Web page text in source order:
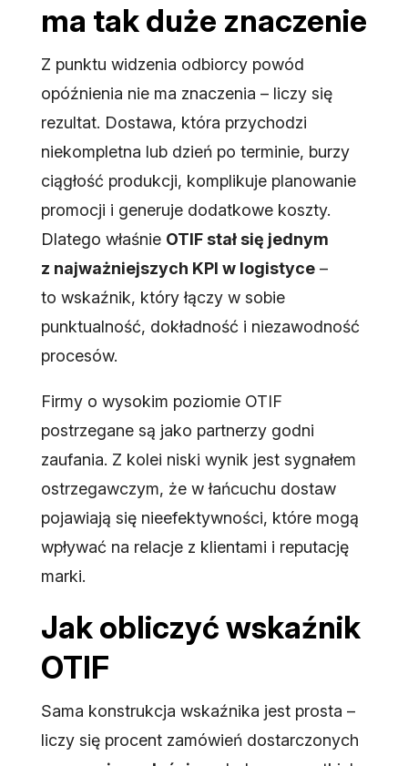
ma tak duże znaczenie
Z punktu widzenia odbiorcy powód
opóźnienia nie ma znaczenia – liczy się
rezultat. Dostawa, która przychodzi
niekompletna lub dzień po terminie, burzy
ciągłość produkcji, komplikuje planowanie
promocji i generuje dodatkowe koszty.
Dlatego właśnie OTIF stał się jednym
z najważniejszych KPI w logistyce–
to wskaźnik, który łączy w sobie
punktualność, dokładność i niezawodność
procesów.
Firmy o wysokim poziomie OTIF
postrzegane są jako partnerzy godni
zaufania. Z kolei niski wynik jest sygnałem
ostrzegawczym, że w łańcuchu dostaw
pojawiają się nieefektywności, które mogą
wpływać na relacje z klientami i reputację
marki.
Jak obliczyć wskaźnik
OTIF
Sama konstrukcja wskaźnika jest prosta –
liczy się procent zamówień dostarczonych